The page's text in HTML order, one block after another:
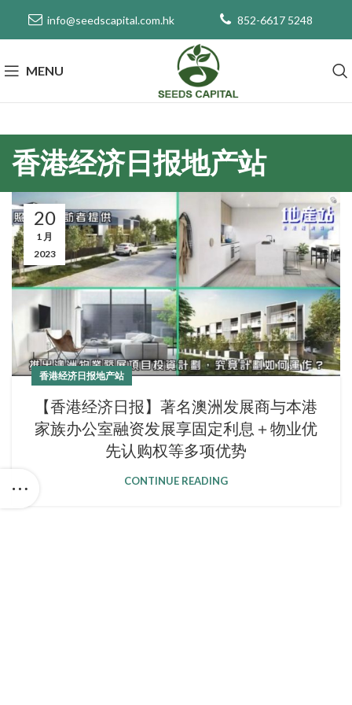
info@seedscapital.com.hk 852-6617 5248
MENU
香港经济日报地产站
20
1 月
2023
香港经济日报地产站
【香港经济日报】著名澳洲发展商与本港
家族办公室融资发展享固定利息＋物业优
先认购权等多项优势
CONTINUE READING